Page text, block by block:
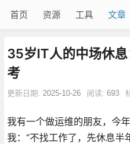
首页 资源 工具 文章
35岁IT人的中场休
考
更新日期: 2025-10-26 阅读: 693
我有一个做运维的朋友，今
我：“不找工作了，先休息半